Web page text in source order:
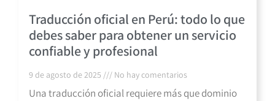
Traducción oficial en Perú: todo lo que
debes saber para obtener un servicio
confiable y profesional
9 de agosto de 2025 No hay comentarios
Una traducción oficial requiere más que dominio